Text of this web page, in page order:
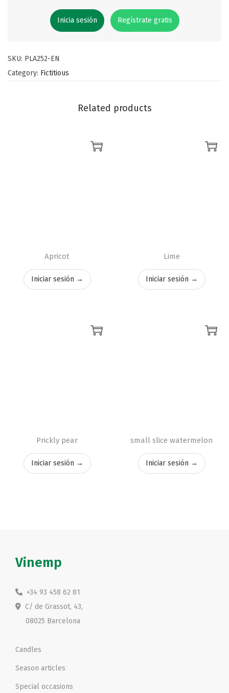
Inicia sesión Regístrate gratis
SKU: PLA252-EN
Category: Fictitious
Related products
Apricot
Iniciar sesión →
Lime
Iniciar sesión →
Prickly pear
Iniciar sesión →
small slice watermelon
Iniciar sesión →
Vinemp
+34 93 458 62 81
C/ de Grassot, 43,
08025 Barcelona
Candles
Season articles
Special occasions